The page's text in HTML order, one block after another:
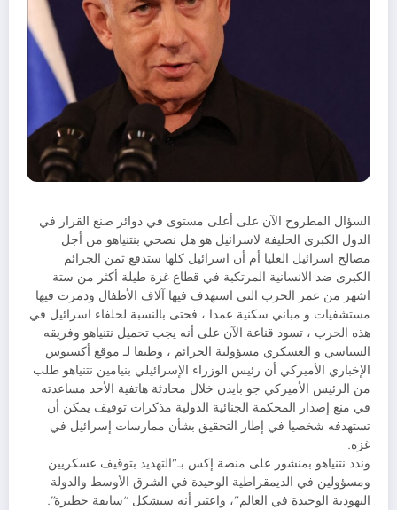
السؤال المطروح الآن على أعلى مستوى في دوائر صنع القرار في
الدول الكبرى الحليفة لاسرائيل هو هل نضحي بنتنياهو من أجل
مصالح اسرائيل العليا أم أن اسرائيل كلها ستدفع ثمن الجرائم
الكبرى ضد الانسانية المرتكبة في قطاع غزة طيلة أكثر من ستة
اشهر من عمر الحرب التي استهدف فيها آلاف الأطفال ودمرت فيها
مستشفيات و مباني سكنية عمدا ، فحتى بالنسبة لحلفاء اسرائيل في
هذه الحرب ، تسود قناعة الآن على أنه يجب تحميل نتنياهو وفريقه
السياسي و العسكري مسؤولية الجرائم ، وطبقا لـ موقع أكسيوس
الإخباري الأميركي أن رئيس الوزراء الإسرائيلي بنيامين نتنياهو طلب
من الرئيس الأميركي جو بايدن خلال محادثة هاتفية الأحد مساعدته
في منع إصدار المحكمة الجنائية الدولية مذكرات توقيف يمكن أن
تستهدفه شخصيا في إطار التحقيق بشأن ممارسات إسرائيل في
غزة.
وندد نتنياهو بمنشور على منصة إكس بـ”التهديد بتوقيف عسكريين
ومسؤولين في الديمقراطية الوحيدة في الشرق الأوسط والدولة
اليهودية الوحيدة في العالم”، واعتبر أنه سيشكل “سابقة خطيرة”.